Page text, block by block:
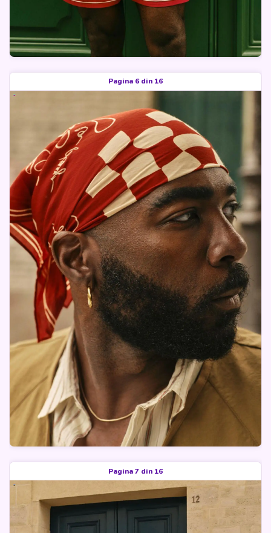
Pagina 6 din 16
Pagina 7 din 16